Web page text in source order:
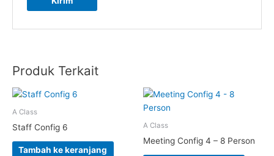
Produk Terkait
A Class
Staff Config 6
Tambah ke keranjang
A Class
Meeting Config 4 – 8 Person